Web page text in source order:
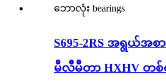
S695-2RS အရွယ်အစာ
မီလီမီတာ HXHV တ